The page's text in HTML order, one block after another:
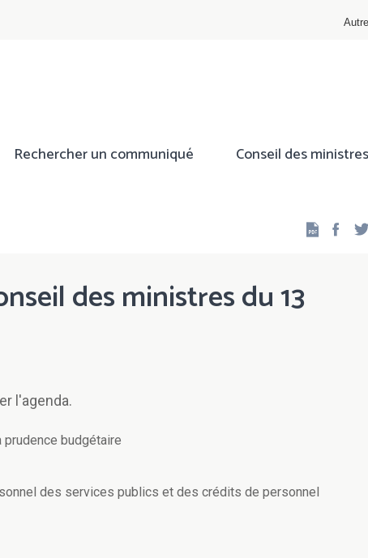
Rechercher un communiqué Conseil des ministres
des ministres du 13
l'agenda.
budgétaire
des services publics et des crédits de personnel